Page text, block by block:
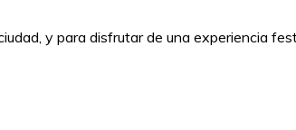
y para disfrutar de una experiencia